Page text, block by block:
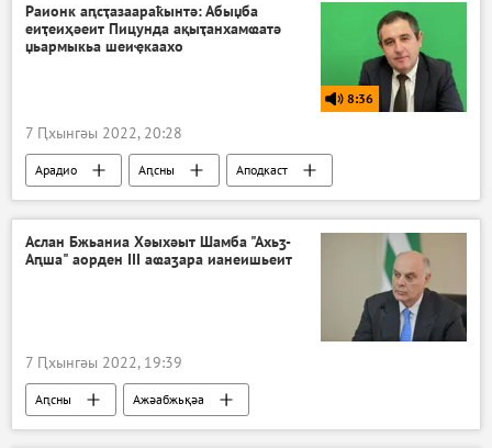
Раионк аԥсҭазаараҟынтә: Абыџба
еиҭеиҳәеит Пицунда ақыҭанхамҩатә
џьармыкьа шеиҿкаахо
8:36
7 Ԥхынгәы 2022, 20:28
Арадио Аԥсны Аподкаст
Аслан Бжьаниа Хәыхәыт Шамба "Ахьӡ-
Аԥша" аорден III аҩаӡара ианеишьеит
7 Ԥхынгәы 2022, 19:39
Аԥсны Ажәабжьқәа